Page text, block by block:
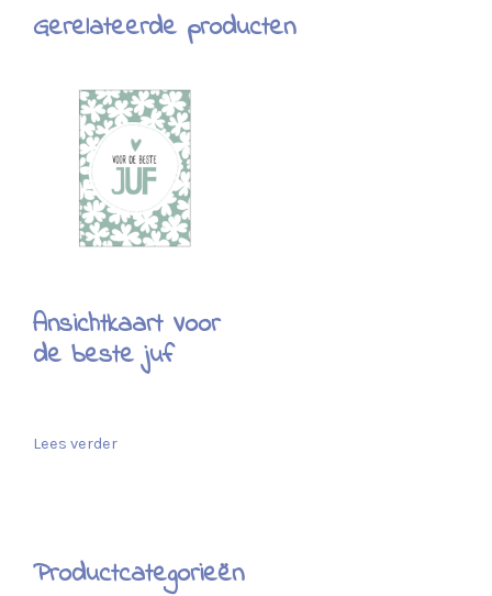
Gerelateerde producten
Ansichtkaart Voor
de beste juf
Lees verder
Productcategorieën